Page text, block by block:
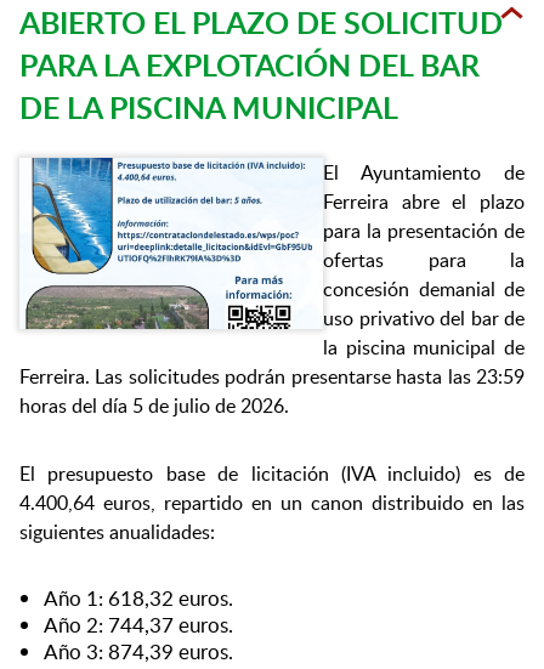
ABIERTO EL PLAZO DE SOLICITUD
PARA LA EXPLOTACIÓN DEL BAR
DE LA PISCINA MUNICIPAL
El Ayuntamiento de
Ferreira abre el plazo
para la presentación de
ofertas para la
concesión demanial de
uso privativo del bar de
la piscina municipal de
Ferreira. Las solicitudes podrán presentarse hasta las 23:59
horas del día 5 de julio de 2026.
El presupuesto base de licitación (IVA incluido) es de
4.400,64 euros, repartido en un canon distribuido en las
siguientes anualidades:
Año 1: 618,32 euros.
Año 2: 744,37 euros.
Año 3: 874,39 euros.